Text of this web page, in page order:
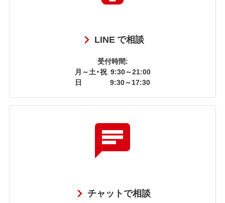
LINE で相談
受付時間:
月～土・祝 9:30～21:00
日
9:30～17:30
チャットで相談